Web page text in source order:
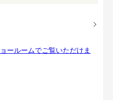
ールームでご覧いただけま